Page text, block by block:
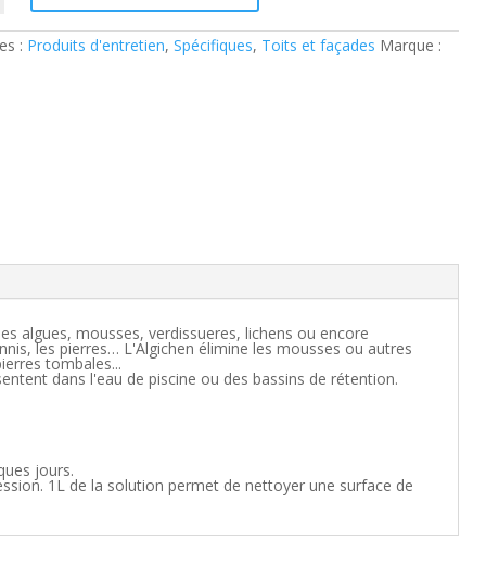
: Produits d'entretien, Spécifiques, Toits et façades Marque :
algues, mousses, verdissueres, lichens ou encore
les pierres… L'Algichen élimine les mousses ou autres
tombales...
dans l'eau de piscine ou des bassins de rétention.
jours.
1L de la solution permet de nettoyer une surface de